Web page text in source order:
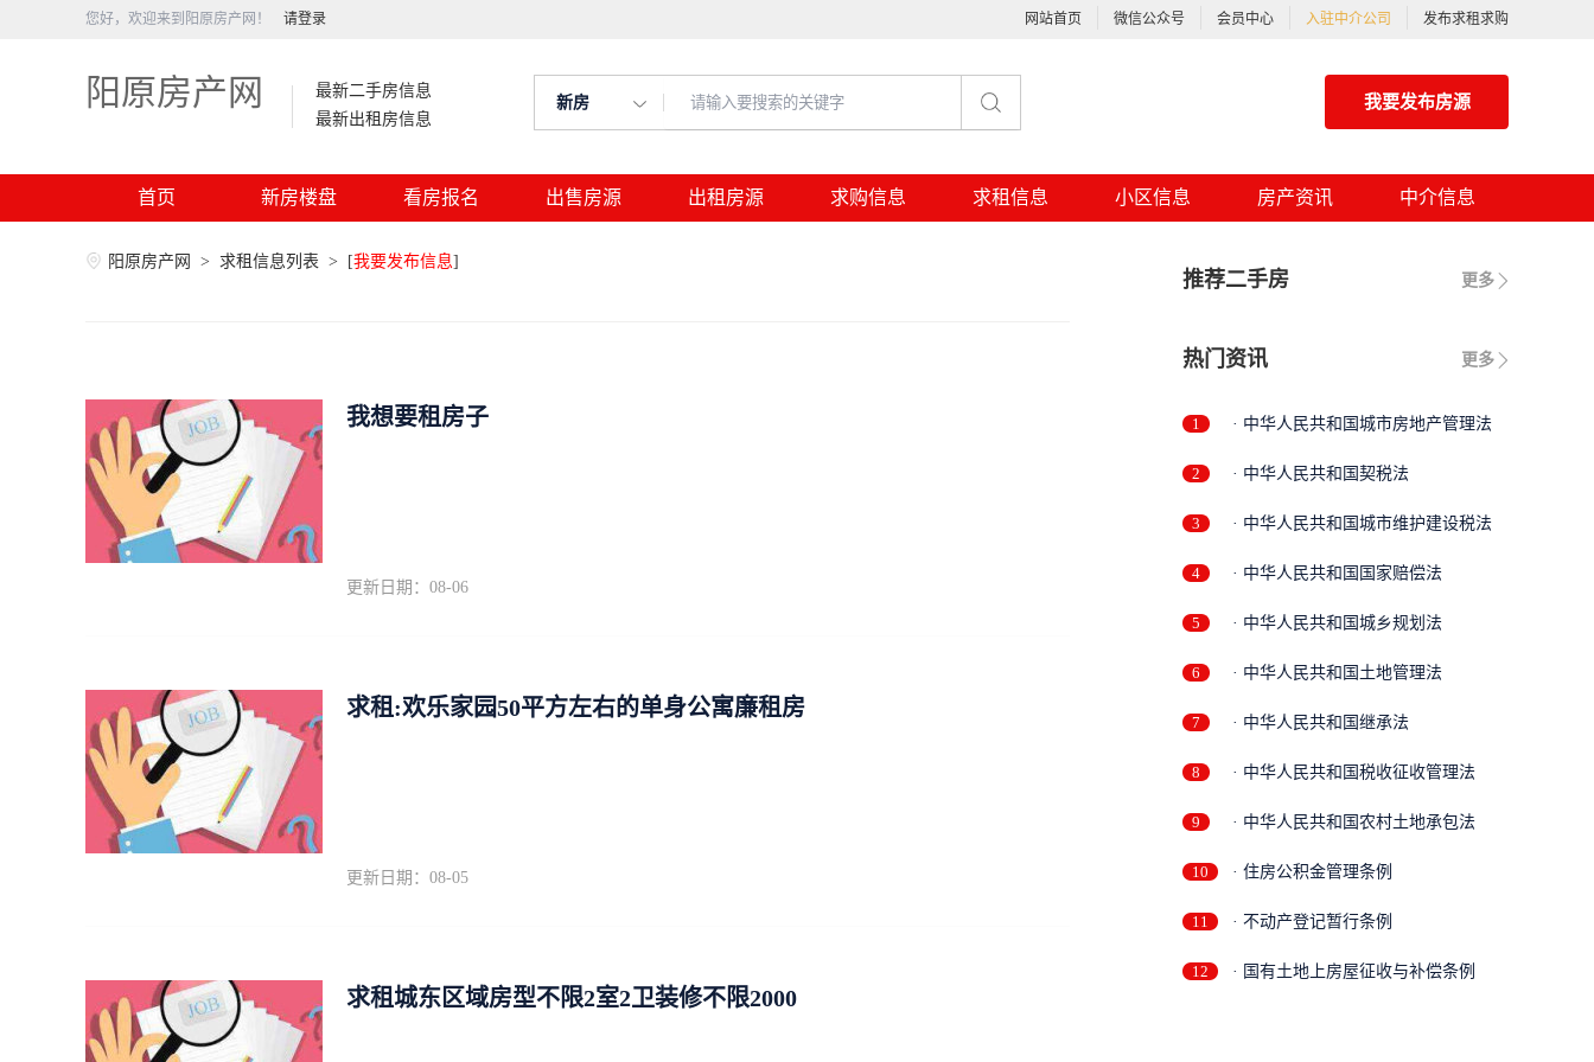
您好，欢迎来到阳原房产网！ 请登录 网站首页 微信公众号 会员中心 入驻中介公司 发布求租求购
阳原房产网
最新二手房信息
最新出租房信息
新房 我要发布房源
首页 新房楼盘 看房报名 出售房源 出租房源 求购信息 求租信息 小区信息 房产资讯 中介信息
阳原房产网 > 求租信息列表 > [我要发布信息]
我想要租房子
更新日期：08-06
求租:欢乐家园50平方左右的单身公寓廉租房
更新日期：08-05
求租城东区域房型不限2室2卫装修不限2000
更多
推荐二手房
更多
热门资讯
1 · 中华人民共和国城市房地产管理法
2 · 中华人民共和国契税法
3 · 中华人民共和国城市维护建设税法
4 · 中华人民共和国国家赔偿法
5 · 中华人民共和国城乡规划法
6 · 中华人民共和国土地管理法
7 · 中华人民共和国继承法
8 · 中华人民共和国税收征收管理法
9 · 中华人民共和国农村土地承包法
10 · 住房公积金管理条例
11 · 不动产登记暂行条例
12 · 国有土地上房屋征收与补偿条例